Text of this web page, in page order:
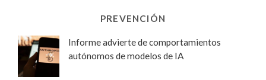
PREVENCIÓN
Informe advierte de comportamientos
autónomos de modelos de IA